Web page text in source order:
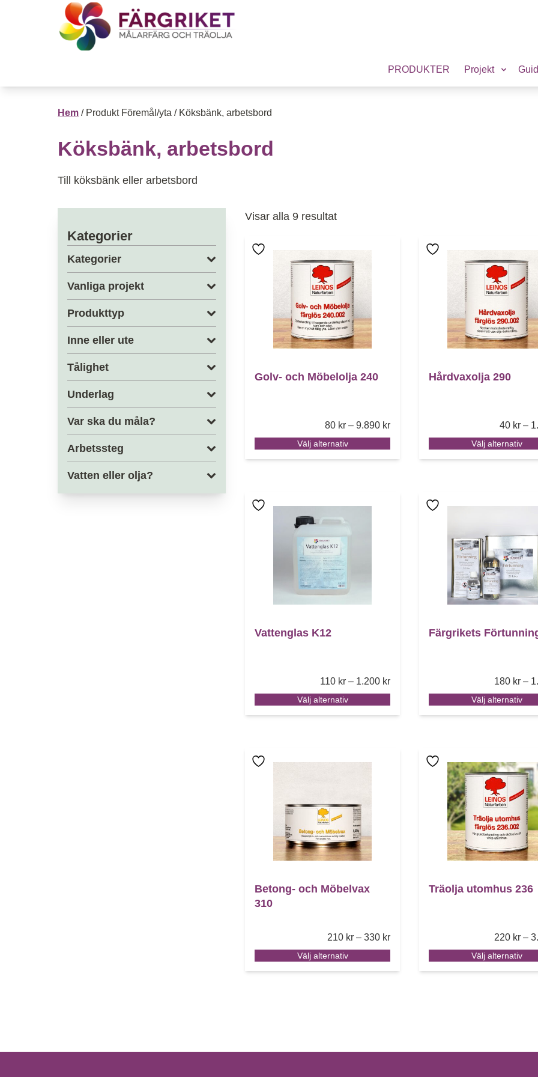
Hoppa till innehållTill Färgrikets startsida
PRODUKTER Projekt
Hem / Produkt Föremål/yta / Köksbänk, arbetsbord
Köksbänk, arbetsbord
Till köksbänk eller arbetsbord
Kategorier
Kategorier
Vanliga projekt
Produkttyp
Inne eller ute
Tålighet
Underlag
Var ska du måla?
Arbetssteg
Vatten eller olja?
Visar alla 9 resultatSortera efter popularitet
Golv- och Möbelolja 240
80 kr – 9.890 krPrice range: 80 kr through 9.890 kr
Välj alternativ
Den här produkten har flera varianter. De olika
Hårdvaxolja 290
40 kr –
Välj alternativ
Den här produkten
Vattenglas K12
110 kr – 1.200 krPrice range: 110 kr through 1.200
Välj alternativ
Den här produkten har flera varianter. De olika
Färgrikets
180 kr –
Välj alternativ
Den här produkten
Betong- och Möbelvax
310
210 kr – 330 krPrice range: 210 kr through 330 kr
Välj alternativ
Den här produkten har flera varianter. De olika
Träolja utomhus 236
220 kr –
Välj alternativ
Den här produkten